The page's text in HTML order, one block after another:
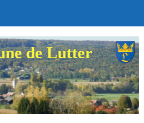
de Lutter